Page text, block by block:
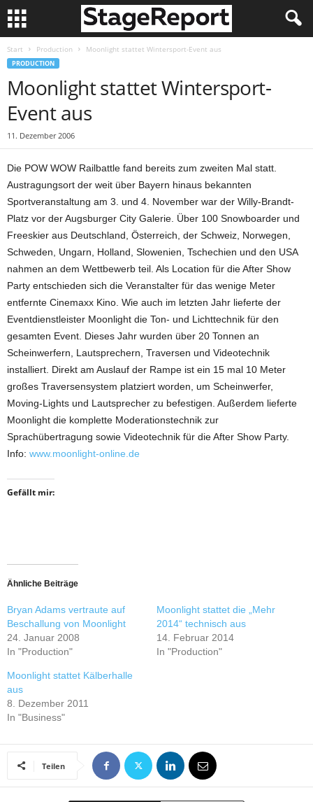
Start Production Moonlight stattet Wintersport-Event aus
PRODUCTION
Moonlight stattet Wintersport-
Event aus
11. Dezember 2006
Die POW WOW Railbattle fand bereits zum zweiten Mal statt.
Austragungsort der weit über Bayern hinaus bekannten
Sportveranstaltung am 3. und 4. November war der Willy-Brandt-
Platz vor der Augsburger City Galerie. Über 100 Snowboarder und
Freeskier aus Deutschland, Österreich, der Schweiz, Norwegen,
Schweden, Ungarn, Holland, Slowenien, Tschechien und den USA
nahmen an dem Wettbewerb teil. Als Location für die After Show
Party entschieden sich die Veranstalter für das wenige Meter
entfernte Cinemaxx Kino. Wie auch im letzten Jahr lieferte der
Eventdienstleister Moonlight die Ton- und Lichttechnik für den
gesamten Event. Dieses Jahr wurden über 20 Tonnen an
Scheinwerfern, Lautsprechern, Traversen und Videotechnik
installiert. Direkt am Auslauf der Rampe ist ein 15 mal 10 Meter
großes Traversensystem platziert worden, um Scheinwerfer,
Moving-Lights und Lautsprecher zu befestigen. Außerdem lieferte
Moonlight die komplette Moderationstechnik zur
Sprachübertragung sowie Videotechnik für die After Show Party.
Info: www.moonlight-online.de
Gefällt mir:
Ähnliche Beiträge
Bryan Adams vertraute auf
Beschallung von Moonlight
24. Januar 2008
In "Production"
Moonlight stattet die „Mehr
2014“ technisch aus
14. Februar 2014
In "Production"
Moonlight stattet Kälberhalle
aus
8. Dezember 2011
In "Business"
Teilen